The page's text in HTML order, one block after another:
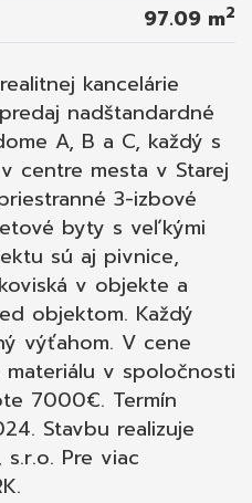
–
bezúdržbové okná
vchodových dverí –
– kombinované -
centrálna kotolňa v
– jemnozrnná
v byte - biela -
poter - nivelizácia
( zásuvky,
balkóny - podlahová
- oceľové - byty sa
- spoločné
- schránky -
- fotovoltanika -
byty)
97.09 m2
kancelárie
nadštandardné
A, B a C, každý s
centre mesta v Starej
3-izbové
byty s veľkými
sú aj pivnice,
v objekte a
objektom. Každý
výťahom. V cene
v spoločnosti
7000€. Termín
Stavbu realizuje
s.r.o. Pre viac